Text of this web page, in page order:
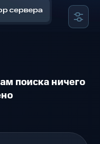
сервера
поиска ничего